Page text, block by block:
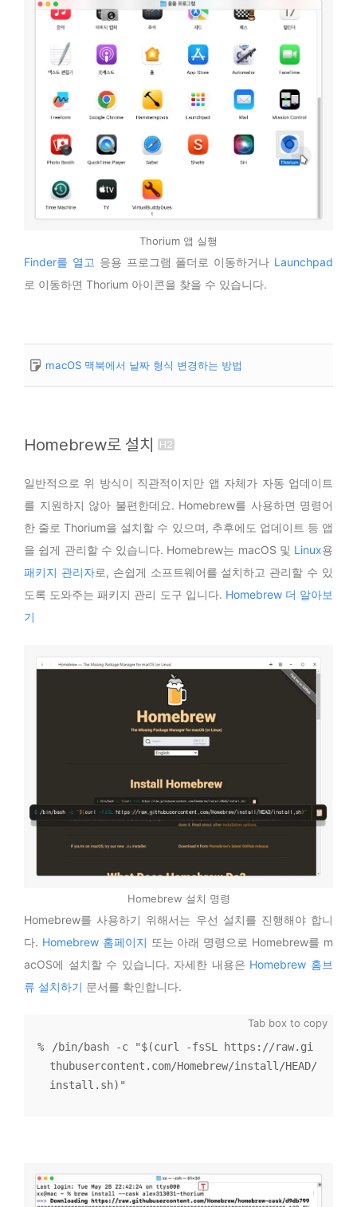
Thorium 앱 실행
Finder를 열고 응용 프로그램 폴더로 이동하거나 Launchpad
로 이동하면 Thorium 아이콘을 찾을 수 있습니다.
macOS 맥북에서 날짜 형식 변경하는 방법
Homebrew로 설치
일반적으로 위 방식이 직관적이지만 앱 자체가 자동 업데이트
를 지원하지 않아 불편한데요. Homebrew를 사용하면 명령어
한 줄로 Thorium을 설치할 수 있으며, 추후에도 업데이트 등 앱
을 쉽게 관리할 수 있습니다. Homebrew는 macOS 및 Linux용
패키지 관리자로, 손쉽게 소프트웨어를 설치하고 관리할 수 있
도록 도와주는 패키지 관리 도구 입니다. Homebrew 더 알아보
기
Homebrew 설치 명령
Homebrew를 사용하기 위해서는 우선 설치를 진행해야 합니
다. Homebrew 홈페이지 또는 아래 명령으로 Homebrew를 m
acOS에 설치할 수 있습니다. 자세한 내용은 Homebrew 홈브
류 설치하기 문서를 확인합니다.
/bin/bash -c "$(curl -fsSL https://raw.gi
thubusercontent.com/Homebrew/install/HEAD/
install.sh)"